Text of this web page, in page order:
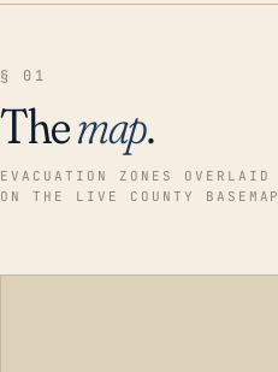
§ 01
Themap.
EVACUATION ZONES OVERLAID
ON THE LIVE COUNTY BASEMAP